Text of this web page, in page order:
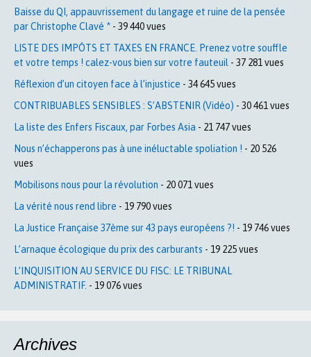
Baisse du QI, appauvrissement du langage et ruine de la pensée
par Christophe Clavé * - 39 440 vues
LISTE DES IMPÔTS ET TAXES EN FRANCE. Prenez votre souffle
et votre temps ! calez-vous bien sur votre fauteuil - 37 281 vues
Réflexion d’un citoyen face à l’injustice - 34 645 vues
CONTRIBUABLES SENSIBLES : S’ABSTENIR (Vidéo) - 30 461 vues
La liste des Enfers Fiscaux, par Forbes Asia - 21 747 vues
Nous n’échapperons pas à une inéluctable spoliation ! - 20 526
vues
Mobilisons nous pour la révolution - 20 071 vues
La vérité nous rend libre - 19 790 vues
La Justice Française 37ème sur 43 pays européens ?! - 19 746 vues
L’arnaque écologique du prix des carburants - 19 225 vues
L’INQUISITION AU SERVICE DU FISC: LE TRIBUNAL
ADMINISTRATIF. - 19 076 vues
Archives